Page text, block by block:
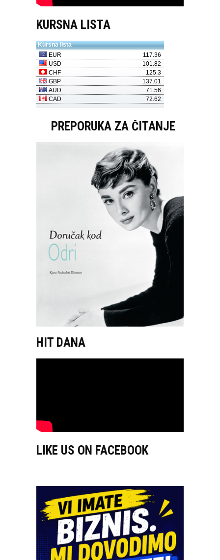
KURSNA LISTA
PREPORUKA ZA ČITANJE
HIT DANA
LIKE US ON FACEBOOK